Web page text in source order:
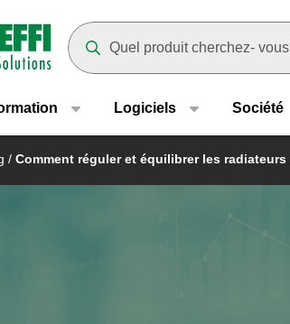
navigation
Logiciels Société
/ Comment réguler et équilibrer les radiateurs